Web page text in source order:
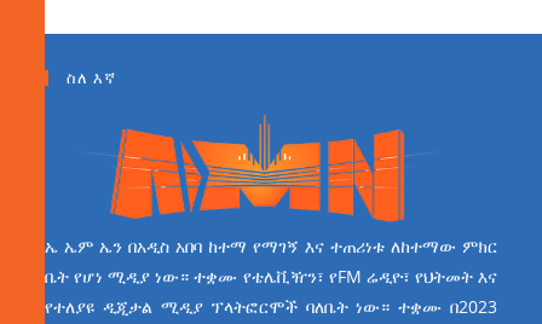
ስለ እኛ
ኤ ኤም ኤን በአዲስ አበባ ከተማ የማገኝ እና ተጠሪነቱ ለከተማው ምክር
ቤት የሆነ ሚዲያ ነው። ተቋሙ የቴሌቪዥን፣ የFM ሬዲዮ፣ የህትመት እና
የተለያዩ ዲጂታል ሚዲያ ፕላትፎርሞች ባለቤት ነው። ተቋሙ በ2023